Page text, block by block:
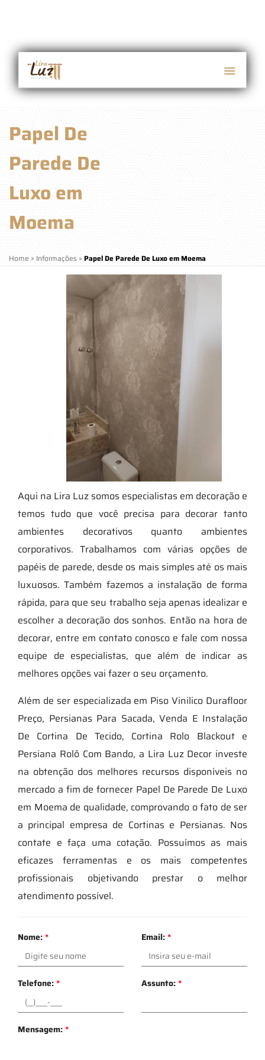
Papel De
Parede De
Luxo em
Moema
Home » Informações » Papel De Parede De Luxo em Moema
Aqui na Lira Luz somos especialistas em decoração e
temos tudo que você precisa para decorar tanto
ambientes decorativos quanto ambientes
corporativos. Trabalhamos com várias opções de
papéis de parede, desde os mais simples até os mais
luxuosos. Também fazemos a instalação de forma
rápida, para que seu trabalho seja apenas idealizar e
escolher a decoração dos sonhos. Então na hora de
decorar, entre em contato conosco e fale com nossa
equipe de especialistas, que além de indicar as
melhores opções vai fazer o seu orçamento.
Além de ser especializada em Piso Vinilico Durafloor
Preço, Persianas Para Sacada, Venda E Instalação
De Cortina De Tecido, Cortina Rolo Blackout e
Persiana Rolô Com Bando, a Lira Luz Decor investe
na obtenção dos melhores recursos disponíveis no
mercado a fim de fornecer Papel De Parede De Luxo
em Moema de qualidade, comprovando o fato de ser
a principal empresa de Cortinas e Persianas. Nos
contate e faça uma cotação. Possuímos as mais
eficazes ferramentas e os mais competentes
profissionais objetivando prestar o melhor
atendimento possível.
Nome:* Email:*
Telefone:* Assunto:*
Mensagem:*